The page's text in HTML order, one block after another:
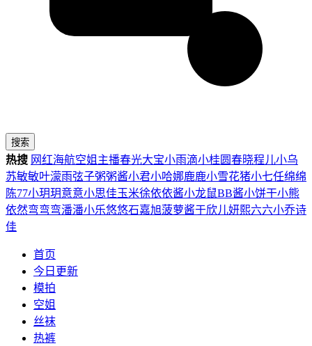
搜索
热搜 网红海航空姐 主播春光大宝小雨滴小桂圆春晓程儿小乌
苏敏敏叶濛雨弦子粥粥酱小君小哈娜鹿鹿小雪花猪小七任绵绵
陈77小玥玥意意小思佳玉米徐依依酱小龙鼠BB酱小饼干小熊
依然弯弯弯潘潘小乐悠悠石嘉旭菠萝酱于欣儿妍熙六六小乔诗
佳
首页
今日更新
模拍
空姐
丝袜
热裤